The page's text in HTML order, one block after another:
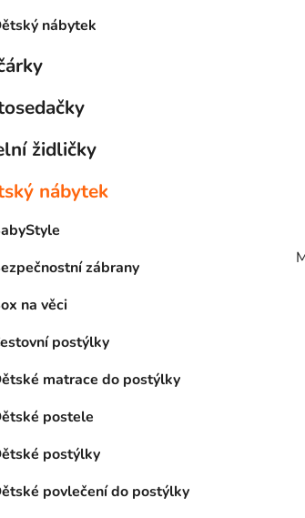
nábytek
židličky
nábytek
zábrany
na věci
postýlky
matrace do postýlky
postele
postýlky
povlečení do postýlky